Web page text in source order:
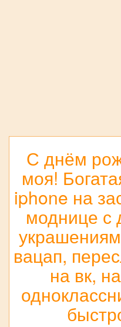
С днём
моя!
iphone на
моднице с
вацап,
на вк,